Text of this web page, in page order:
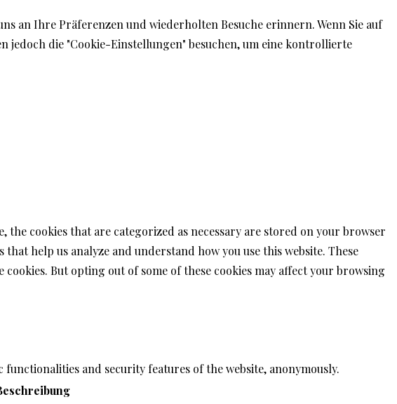
an Ihre Präferenzen und wiederholten Besuche erinnern. Wenn Sie auf
jedoch die "Cookie-Einstellungen" besuchen, um eine kontrollierte
cookies that are categorized as necessary are stored on your browser
help us analyze and understand how you use this website. These
But opting out of some of these cookies may affect your browsing
and security features of the website, anonymously.